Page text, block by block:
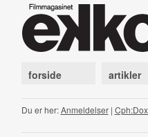
forside artikler
Du er her:Anmeldelser|